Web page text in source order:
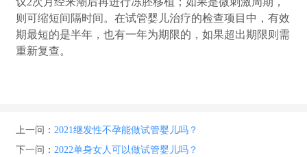
则可缩短间隔时间。在试管婴儿治疗的检查项目中，有效
期最短的是半年，也有一年为期限的，如果超出期限则需
重新复查。
上一问： 2021继发性不孕能做试管婴儿吗？
下一问： 2022单身女人可以做试管婴儿吗？